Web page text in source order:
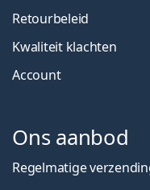
Retourbeleid
Kwaliteit klachten
Account
Ons aanbod
Regelmatige